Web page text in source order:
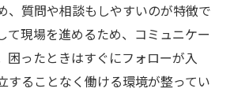
、質問や相談もしやすいのが特徴で
て現場を進めるため、コミュニケー
困ったときはすぐにフォローが入
することなく働ける環境が整ってい